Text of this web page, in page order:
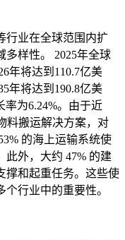
行业在全球范围内扩
多样性。 2025年全球
年将达到110.7亿美
年将达到190.8亿美
率为6.24%。由于近
料搬运解决方案，对
的海上运输系统使
此外，大约 47% 的建
撑和起重任务。这些使
行业中的重要性。